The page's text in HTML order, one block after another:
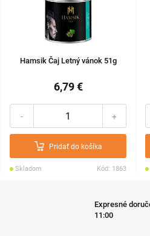
Hamsik Čaj Letný vánok 51g
6,79 €
- +
Pridať do košíka
Skladom Kód: 1863
Expresné doručenie tovaru